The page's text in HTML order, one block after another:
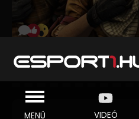
TIPPMIXPRO CS2
TÁRS AKI